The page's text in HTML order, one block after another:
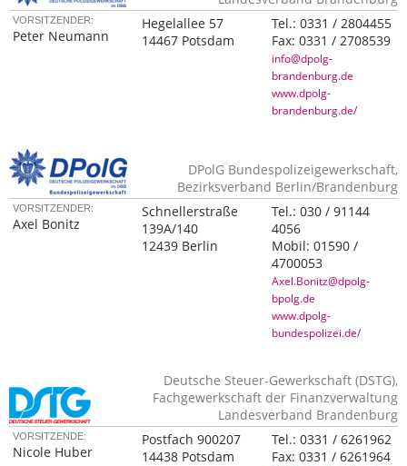
VORSITZENDER:
Peter Neumann
Hegelallee 57
14467 Potsdam
Tel.:0331 / 2804455
Fax:0331 / 2708539
info@dpolg-
brandenburg.de
www.dpolg-
brandenburg.de/
DPolG Bundespolizeigewerkschaft,
Bezirksverband Berlin/Brandenburg
VORSITZENDER:
Axel Bonitz
Schnellerstraße
139A/140
12439 Berlin
Tel.:030 / 91144
4056
Mobil:01590 /
4700053
Axel.Bonitz@dpolg-
bpolg.de
www.dpolg-
bundespolizei.de/
Deutsche Steuer-Gewerkschaft (DSTG),
Fachgewerkschaft der Finanzverwaltung
Landesverband Brandenburg
VORSITZENDE:
Nicole Huber
Postfach 900207
14438 Potsdam
Tel.:0331 / 6261962
Fax:0331 / 6261964